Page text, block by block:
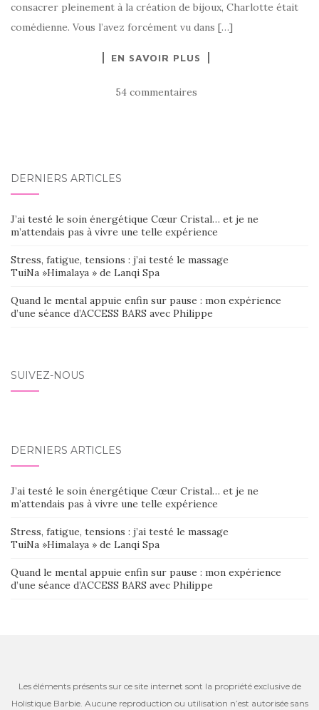
consacrer pleinement à la création de bijoux, Charlotte était
comédienne. Vous l’avez forcément vu dans […]
EN SAVOIR PLUS
54 commentaires
DERNIERS ARTICLES
J’ai testé le soin énergétique Cœur Cristal… et je ne
m’attendais pas à vivre une telle expérience
Stress, fatigue, tensions : j’ai testé le massage
TuiNa »Himalaya » de Lanqi Spa
Quand le mental appuie enfin sur pause : mon expérience
d’une séance d’ACCESS BARS avec Philippe
SUIVEZ-NOUS
DERNIERS ARTICLES
J’ai testé le soin énergétique Cœur Cristal… et je ne
m’attendais pas à vivre une telle expérience
Stress, fatigue, tensions : j’ai testé le massage
TuiNa »Himalaya » de Lanqi Spa
Quand le mental appuie enfin sur pause : mon expérience
d’une séance d’ACCESS BARS avec Philippe
Les éléments présents sur ce site internet sont la propriété exclusive de
Holistique Barbie. Aucune reproduction ou utilisation n’est autorisée sans